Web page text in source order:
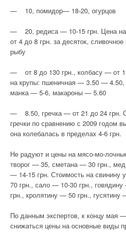
— 10, помидор— 18-20, огурцов
— 20, редиса — 10-15 грн. Цена на
от 4 до 8 грн. за десяток,
рыбу
— от 8 до 130 грн., колбасу — от
на крупы: пшеничная — 3.50 —
манка — 5-6, макароны — 5.60
— 8.50, гречка — от 21 до 24 грн.
гречки по сравнению с 2009 годом
она колебалась в пределах 4-6 грн.
Не радуют и цены на мясо-мо-
творог — 35, сметана — 30 грн.,
— 14-15 грн. Стоимость на свинину
70 грн., сало — 10-30 грн.,
грн., кролятину — 50 грн., гусятину
По данным экспертов, к концу мая
снижаться цены на основные виды